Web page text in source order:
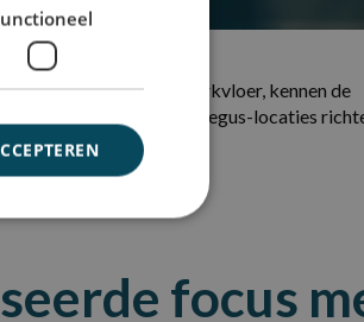
de taal van de werkvloer, kennen de
en diverse flexibele Regus-locaties
focus